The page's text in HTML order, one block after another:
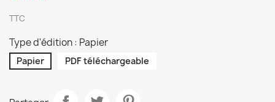
TTC
Type d'édition : Papier
Papier PDF téléchargeable